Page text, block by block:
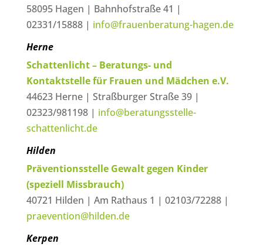
58095 Hagen | Bahnhofstraße 41 |
02331/15888 | info@frauenberatung-hagen.de
Herne
Schattenlicht – Beratungs- und
Kontaktstelle für Frauen und Mädchen e.V.
44623 Herne | Straßburger Straße 39 |
02323/981198 | info@beratungsstelle-
schattenlicht.de
Hilden
Präventionsstelle Gewalt gegen Kinder
(speziell Missbrauch)
40721 Hilden | Am Rathaus 1 | 02103/72288 |
praevention@hilden.de
Kerpen